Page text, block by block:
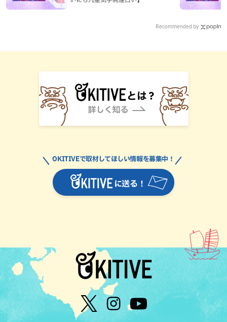
Recommended by
に送る！
OKITIVEで取材してほしい情報を募集中！